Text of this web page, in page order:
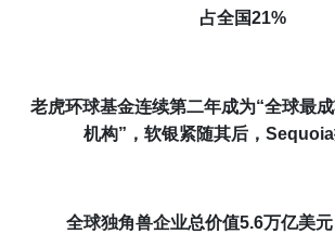
占全国21%
老虎环球基金连续第二年成为“全球最
机构”，软银紧随其后，
全球独角兽企业总价值5.6万亿美